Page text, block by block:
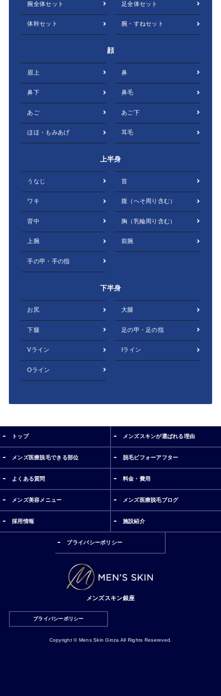
腕全体セット 足全体セット
体幹セット 腕・すねセット
顔
眉上 鼻
鼻下 鼻毛
あご あご下
ほほ・もみあげ 耳毛
上半身
うなじ 首
ワキ 腹（へそ周り含む）
背中 胸（乳輪周り含む）
上腕 前腕
手の甲・手の指
下半身
お尻 大腿
下腿 足の甲・足の指
Vライン Iライン
Oライン
トップ メンズスキンが選ばれる理由
メンズ医療脱毛できる部位 脱毛ビフォーアフター
よくある質問 料金・費用
メンズ美容メニュー メンズ医療脱毛ブログ
採用情報 施設紹介
プライバシーポリシー
メンズスキン銀座
プライバシーポリシー
Copyright © Mens Skin Ginza All Rights Resereved.